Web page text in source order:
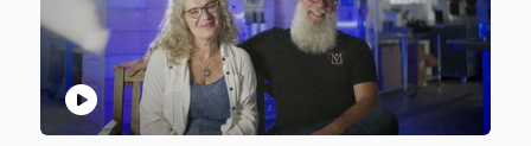
play_circle